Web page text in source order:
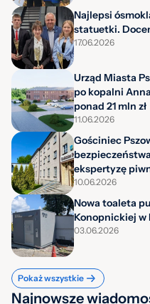
Najlepsi
statuetki.
17.06.2026
Urząd Miasta
po kopalni
ponad 21 mln zł
11.06.2026
Gościniec
ekspertyzę
10.06.2026
Nowa toaleta
Konopnickiej w
03.06.2026
Pokaż wszystkie
Najnowsze